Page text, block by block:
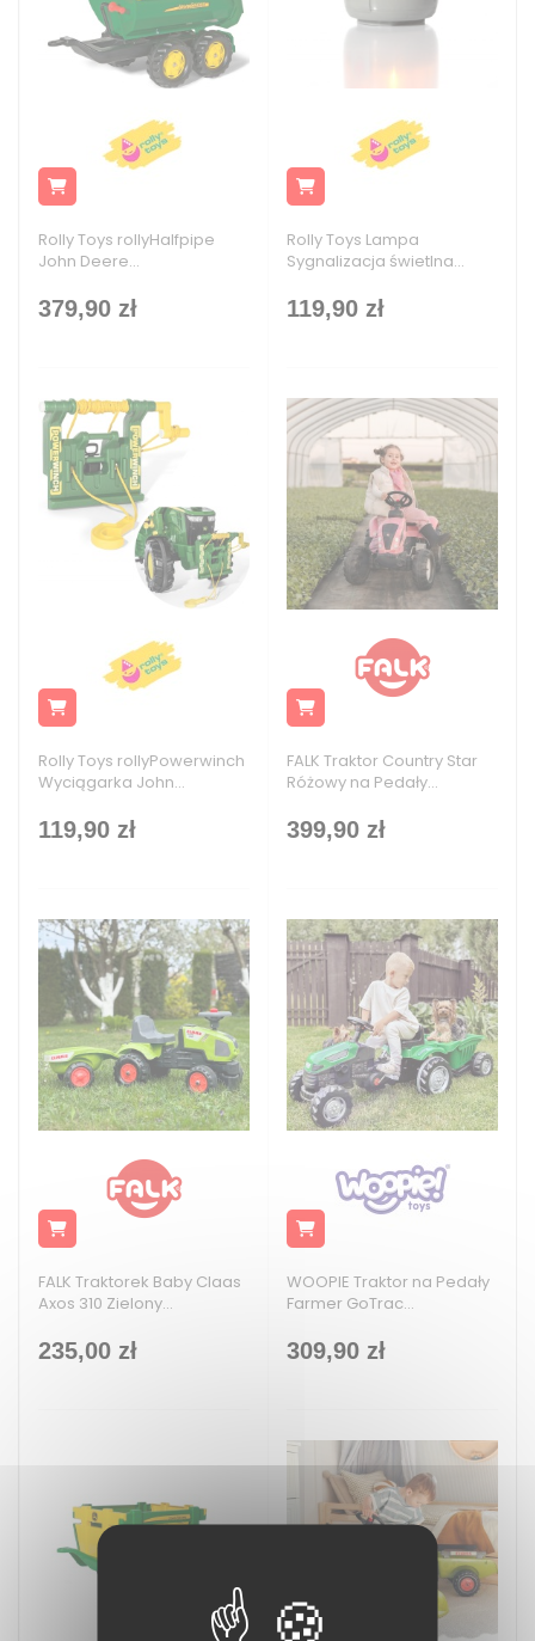
Rolly Toys rollyHalfpipe
John Deere...
379,90 zł
Rolly Toys Lampa
Sygnalizacja świetlna...
119,90 zł
Rolly Toys rollyPowerwinch
Wyciągarka John...
119,90 zł
FALK Traktor Country Star
Różowy na Pedały...
399,90 zł
FALK Traktorek Baby Claas
Axos 310 Zielony...
235,00 zł
WOOPIE Traktor na Pedały
Farmer GoTrac...
309,90 zł